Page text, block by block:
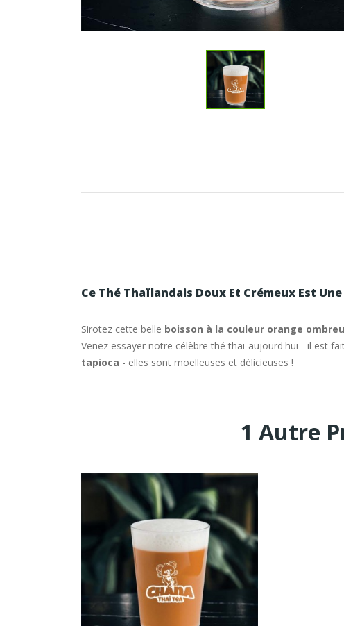
Ce Thé Thaïlandais Doux Et Crémeux Est
Sirotez cette belle boisson à la couleur orange
Venez essayer notre célèbre thé thaï aujourd'hui - il est
tapioca - elles sont moelleuses et délicieuses !
1 Autre